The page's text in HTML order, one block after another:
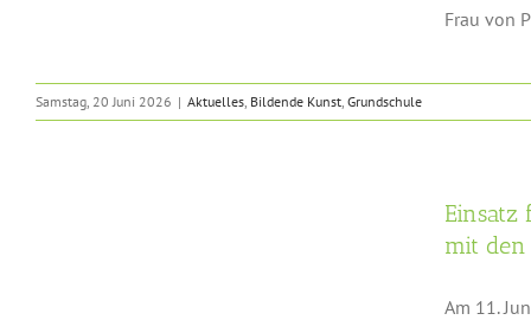
Frau von
Samstag, 20 Juni 2026 | Aktuelles, Bildende Kunst, Grundschule
Einsatz
mit
Am 11.